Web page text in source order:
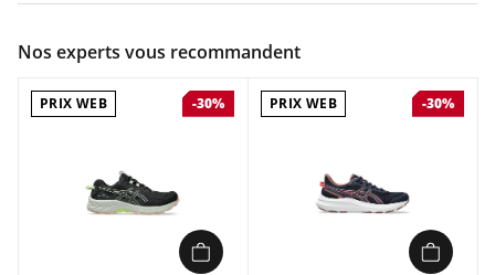
Chaussures de trail Homme Asics TRAIL SCOUT 3 Bleu en
Nos experts vous recommandent
PRIX WEB -30% PRIX WEB -30%